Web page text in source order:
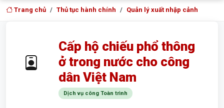
Trang chủ Thủ tục hành chính Quản lý xuất nhập cảnh
Cấp hộ chiếu phổ thông
ở trong nước cho công
dân Việt Nam
Dịch vụ công Toàn trình